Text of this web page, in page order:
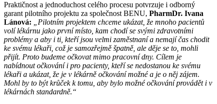
Praktičnost a jednoduchost celého procesu potvrzuje i odborný
garant pilotního projektu za společnost BENU, PharmDr. Ivana
Lánová:
„Pilotním projektem chceme ukázat, že mnoho pacientů
volí lékárnu jako první místo, kam chodí se svými zdravotními
problémy a aby i ti, kteří jsou velmi zaměstnaní a nemají čas chodit
ke svému lékaři, což je samozřejmě špatně, ale děje se to, mohli
přijít. Proto budeme očkovat mimo pracovní dny. Cílem je
nabídnout očkování i pro pacienty, kteří se nedostanou ke svému
lékaři a ukázat, že je v lékárně očkování možné a je o něj zájem.
Mohl by to být krůček k tomu, aby bylo možné očkování provádět i v
lékárnách standardně.“